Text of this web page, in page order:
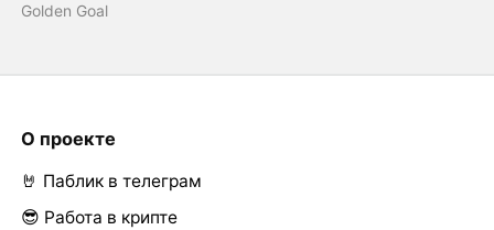
Golden Goal
О проекте
🤘 Паблик в телеграм
😎 Работа в крипте